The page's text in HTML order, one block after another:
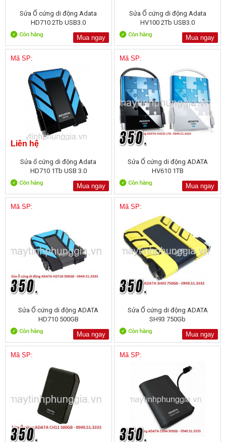
Sửa Ổ cứng di động Adata
HD710 2Tb USB3.0
Mua ngay
Sửa Ổ cứng di động Adata
HV100 2Tb USB3.0
Mua ngay
Mã SP:
Liên hệ
Sửa ổ cứng di động Adata
HD710 1Tb USB 3.0
Mua ngay
Mã SP:
Sửa Ổ cứng di động ADATA
HV610 1TB
Mua ngay
Mã SP:
Sửa Ổ cứng di động ADATA
HD710 500GB
Mua ngay
Mã SP:
Sửa Ổ cứng di động ADATA
SH93 750Gb
Mua ngay
Mã SP: Mã SP: